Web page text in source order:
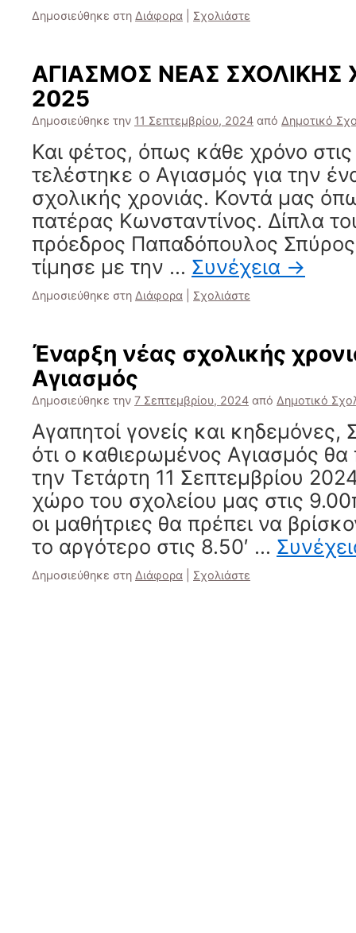
Δημοσιεύθηκε στη Διάφορα Σχολιάστε
ΑΓΙΑΣΜΟΣ ΝΕΑΣ ΣΧΟΛΙΚΗΣ
2025
Δημοσιεύθηκε την 11 Σεπτεμβρίου, 2024 από Δημοτικό
Και φέτος, όπως κάθε χρόνο
τελέστηκε ο Αγιασμός για την
σχολικής χρονιάς. Κοντά μας
πατέρας Κωνσταντίνος. Δίπλα
πρόεδρος Παπαδόπουλος
τίμησε με την … Συνέχεια →
Δημοσιεύθηκε στη Διάφορα Σχολιάστε
Έναρξη νέας σχολικής
Αγιασμός
Δημοσιεύθηκε την 7 Σεπτεμβρίου, 2024 από Δημοτικό
Αγαπητοί γονείς και
ότι ο καθιερωμένος Αγιασμός θα
την Τετάρτη 11 Σεπτεμβρίου
χώρο του σχολείου μας στις
οι μαθήτριες θα πρέπει να
το αργότερο στις 8.50′ …
Δημοσιεύθηκε στη Διάφορα Σχολιάστε